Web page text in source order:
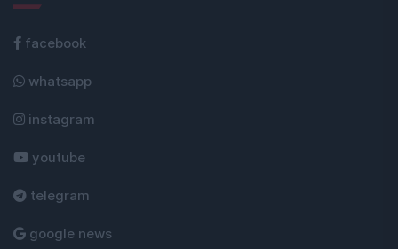
facebook
whatsapp
instagram
youtube
telegram
google news